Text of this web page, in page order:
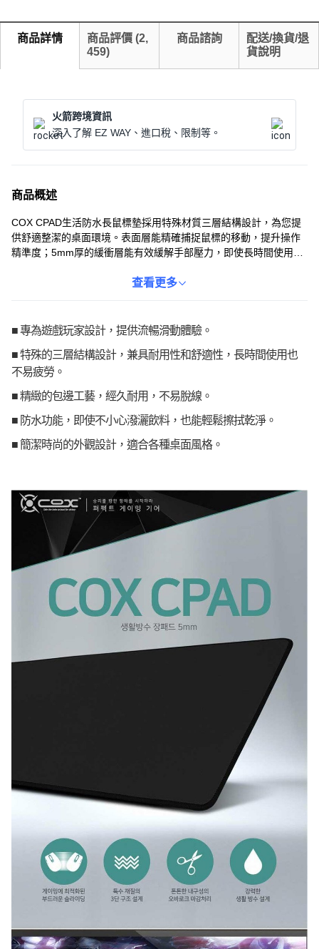
商品詳情 商品評價 (2,
459)
商品諮詢
配送/換貨/退
貨說明
火箭跨境資訊
深入了解 EZ WAY、進口稅、限制等。
商品概述
COX CPAD生活防水長鼠標墊採用特殊材質三層結構設計，為您提
供舒適整潔的桌面環境。表面層能精確捕捉鼠標的移動，提升操作
精準度；5mm厚的緩衝層能有效緩解手部壓力，即使長時間使用也
鼠墊滑動。此外，它還具有生活防水功能，不易沾染汙漬，讓您的
查看更多
■ 專為遊戲玩家設計，提供流暢滑動體驗。
■ 特殊的三層結構設計，兼具耐用性和舒適性，長時間使用也
不易疲勞。
■ 精緻的包邊工藝，經久耐用，不易脫線。
■ 防水功能，即使不小心潑灑飲料，也能輕鬆擦拭乾淨。
■ 簡潔時尚的外觀設計，適合各種桌面風格。